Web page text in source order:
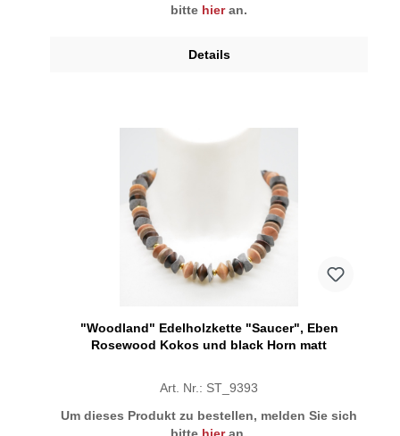
bitte hieran.
Details
"Woodland" Edelholzkette "Saucer", Eben
Rosewood Kokos und black Horn matt
Art. Nr.: ST_9393
Um dieses Produkt zu bestellen, melden Sie sich
bitte hieran.